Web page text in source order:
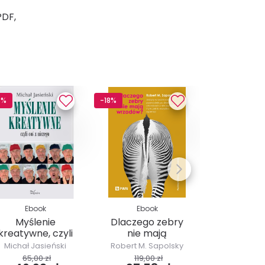
Ebook
Myślenie
czyli
coś z niczego
Michał Jasieński
65,00 zł
-18%
Ebook
Dlaczego zebry
nie mają
wrzodów?
Robert M. Sapolsky
119,00 zł